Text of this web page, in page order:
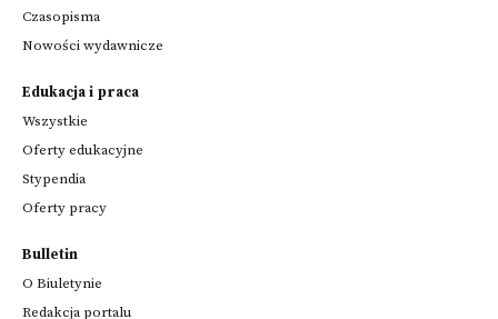
Czasopisma
Nowości wydawnicze
Edukacja i praca
Wszystkie
Oferty edukacyjne
Stypendia
Oferty pracy
Bulletin
O Biuletynie
Redakcja portalu